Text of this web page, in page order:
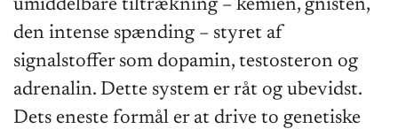
umiddelbare tiltrækning – kemien, gnisten,
den intense spænding – styret af
signalstoffer som dopamin, testosteron og
adrenalin. Dette system er råt og ubevidst.
Dets eneste formål er at drive to genetiske